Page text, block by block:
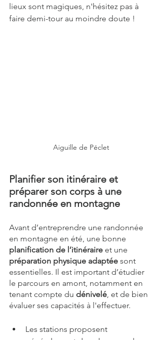
lieux sont magiques, n'hésitez pas à
faire demi-tour au moindre doute !
Aiguille de Péclet
Planifier son itinéraire et
préparer son corps à une
randonnée en montagne
Avant d’entreprendre une randonnée
en montagne en été, une bonne
planification de l’itinéraire et une
préparation physique adaptée sont
essentielles. Il est important d’étudier
le parcours en amont, notamment en
tenant compte du dénivelé , et de bien
évaluer ses capacités à l'effectuer.
Les stations proposent